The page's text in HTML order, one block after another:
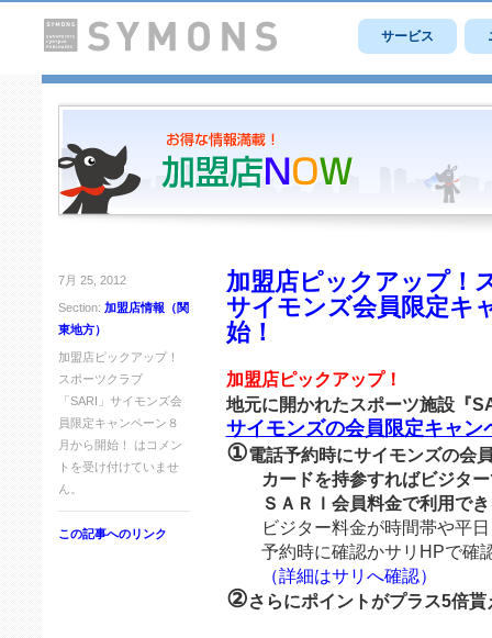
サービス
7月 25, 2012
Section: 加盟店情報（関
東地方）
加盟店ピックアップ！
スポーツクラブ
「SARI」サイモンズ会
員限定キャンペーン８
月から開始！ は コメン
トを受け付けていませ
ん。
この記事へのリンク
加盟店ピックアップ！
サイモンズ会員限定キ
始！
加盟店ピックアップ！
地元に開かれたスポーツ施設『
サイモンズの会員限定キャン
①電話予約時にサイモンズの会
カードを持参すればビジター
ＳＡＲＩ会員料金で利用でき
ビジター料金が時間帯や平日
予約時に確認かサリHPで確
（詳細はサリへ確認）
②さらにポイントがプラス5倍貰